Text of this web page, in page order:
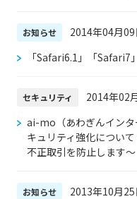
お知らせ
2014年04月09
「Safari6.1」「Safari7
セキュリティ
2014年02
ai-mo（あわぎんインタ
キュリティ強化につい
不正取引を防止します～
お知らせ
2013年10月25